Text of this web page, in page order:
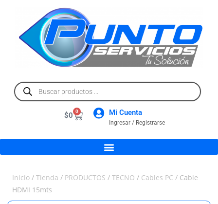
$0 0 Mi Cuenta
Ingresar / Registrarse
Inicio / Tienda / PRODUCTOS / TECNO / Cables PC / Cable
HDMI 15mts